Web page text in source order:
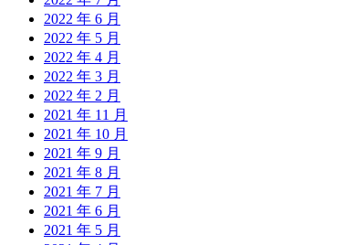
2022 年 6 月
2022 年 5 月
2022 年 4 月
2022 年 3 月
2022 年 2 月
2021 年 11 月
2021 年 10 月
2021 年 9 月
2021 年 8 月
2021 年 7 月
2021 年 6 月
2021 年 5 月